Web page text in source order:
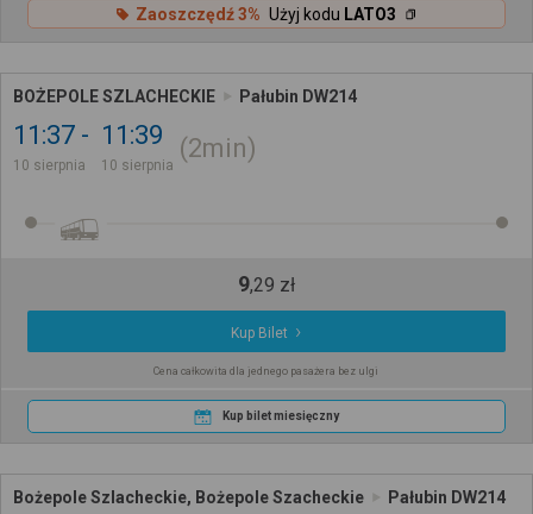
Zaoszczędź 3% Użyj kodu LATO3
BOŻEPOLE SZLACHECKIE Pałubin DW214
11:37
10 sierpnia
11:39
10 sierpnia
2min
9,29 zł
Kup Bilet
Cena całkowita dla jednego pasażera bez ulgi
Kup bilet miesięczny
Bożepole Szlacheckie, Bożepole Szacheckie Pałubin DW214